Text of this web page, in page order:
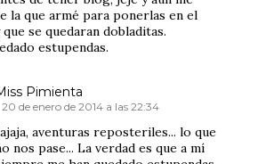
la que armé para ponerlas en el
se quedaran dobladitas.
estupendas.
Pimienta
20 de enero de 2014 a las 22:34
aventuras reposteriles... lo que
nos pase... La verdad es que a mí